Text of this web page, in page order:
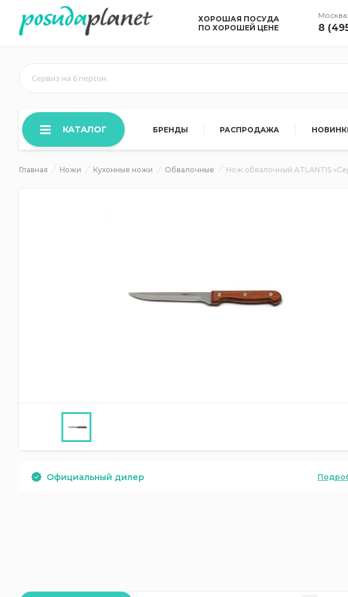
ХОРОШАЯ ПОСУДА
ПО ХОРОШЕЙ ЦЕНЕ
Москва:
8
Сервиз на 6 персон
КАТАЛОГ БРЕНДЫ РАСПРОДАЖА
Главная Ножи Кухонные ножи Обвалочные Нож обвалочный ATLANTIS
Официальный дилер